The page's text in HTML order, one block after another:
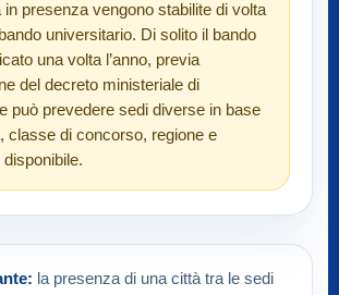
in presenza vengono stabilite di volta
universitario. Di solito il bando
una volta l’anno, previa
del decreto ministeriale di
può prevedere sedi diverse in base
classe di concorso, regione e
la presenza di una città tra le sedi